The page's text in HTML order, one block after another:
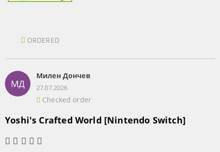
ORDERED
МД
Милен Дончев
27.07.2026
Checked order
Yoshi's Crafted World [Nintendo Switch]